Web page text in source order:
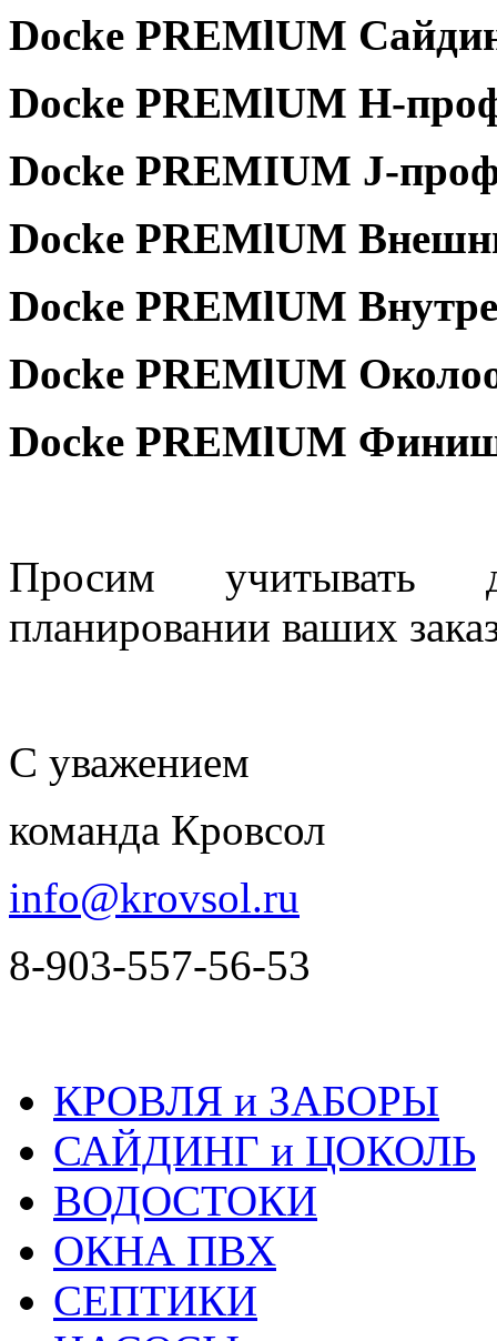
Dоcke PREMlUM
Dоcke PREMlUM Н-
Dоcke PREMIUM Ј-
Dоcke PREMlUM
Dоcke PREMlUM
Dоcke PREMlUM
Dоcke PREMlUM
Просим учитывать
планировании ваших
С уважением
команда Кровсол
info@krovsol.ru
8-903-557-56-53
КРОВЛЯ и ЗАБОРЫ
САЙДИНГ и ЦОКОЛЬ
ВОДОСТОКИ
ОКНА ПВХ
СЕПТИКИ